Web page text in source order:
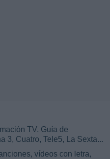
TV. Guía de
3, Cuatro, Tele5, La Sexta...
vídeos con letra,